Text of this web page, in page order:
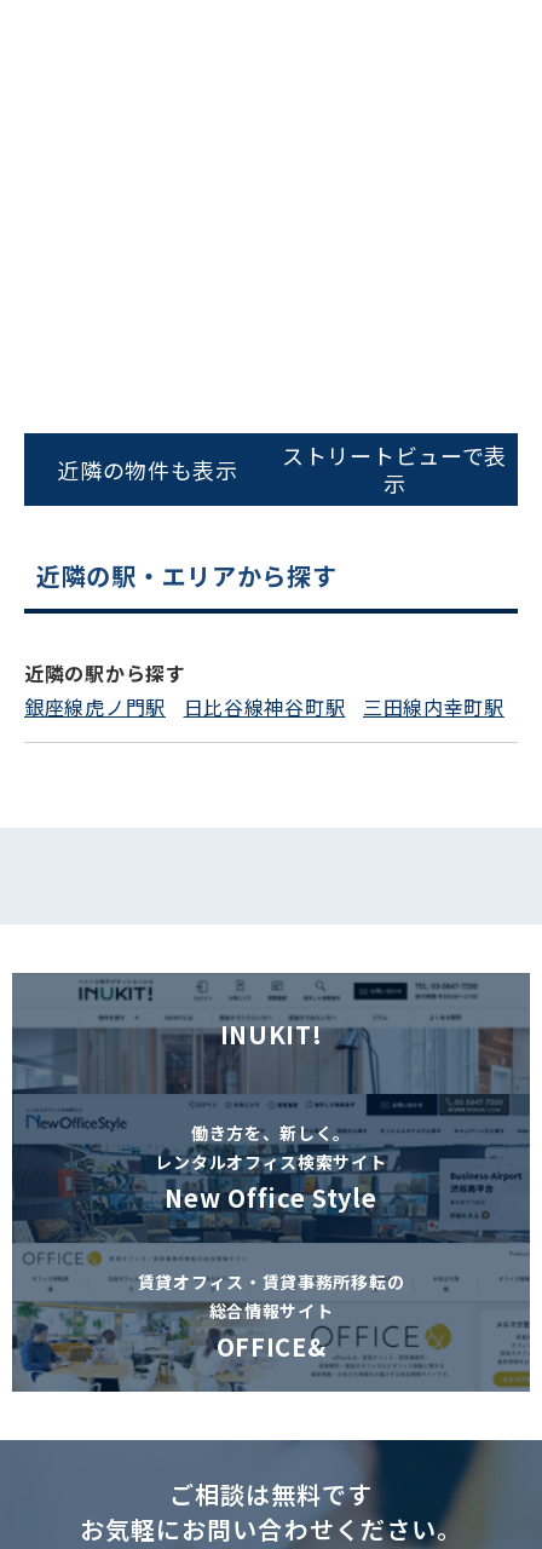
0120-620-213
平日 9:00〜18:00
電話でお問い合わせ
近隣の物件も表示
ストリートビューで表
示
近隣の駅・エリアから探す
近隣の駅から探す
銀座線虎ノ門駅
日比谷線神谷町駅 三田線内幸町駅
INUKIT!
働き方を、新しく。
レンタルオフィス検索サイト
New Office Style
賃貸オフィス・賃貸事務所移転の
総合情報サイト
OFFICE&
ご相談は無料です
お気軽にお問い合わせください。